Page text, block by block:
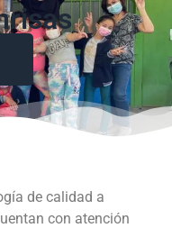
de calidad a
con atención